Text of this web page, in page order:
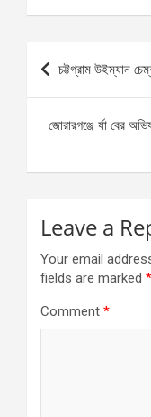
Post
navigation
চট্টগ্রাম উইম্যান
জোরারগঞ্জে র্যা বের
Leave a
Your email
fields are marked *
Comment *